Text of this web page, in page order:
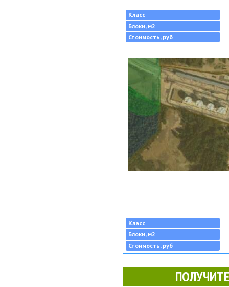
Класс
Блоки, м2
Стоимость, руб
Класс
Блоки, м2
Стоимость, руб